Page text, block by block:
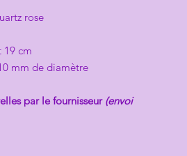
rose
19 cm
mm de diamètre
par le fournisseur (envoi